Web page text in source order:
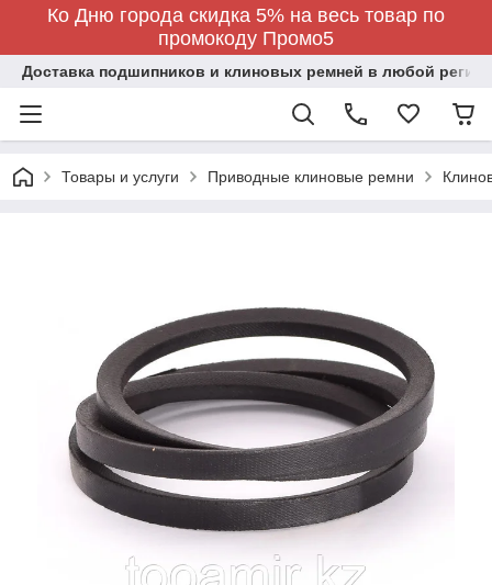
Ко Дню города скидка 5% на весь товар по
промокоду Промо5
Доставка подшипников и клиновых ремней в любой регион
Товары и услуги Приводные клиновые ремни